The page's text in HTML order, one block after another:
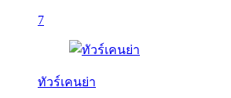
7
ทัวร์เคนย่า